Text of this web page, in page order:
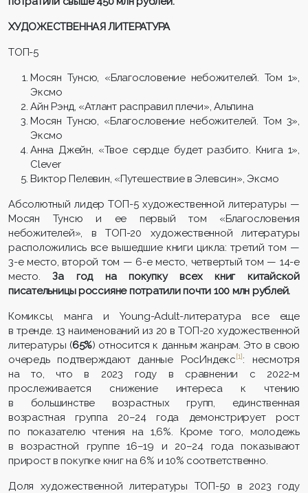
ХУДОЖЕСТВЕННАЯ ЛИТЕРАТУРА
ТОП-5
Мосян Тунсю, «Благословение небожителей. Том 1»,
Эксмо
Айн Рэнд, «Атлант расправил плечи», Альпина
Мосян Тунсю, «Благословение небожителей. Том 3»,
Эксмо
Анна Джейн, «Твое сердце будет разбито. Книга 1»,
Clever
Виктор Пелевин, «Путешествие в Элевсин», Эксмо
Абсолютный лидер ТОП-5 художественной литературы —
Мосян Тунсю и ее первый том «Благословения
небожителей», в ТОП-20 художественной литературы
расположились все вышедшие книги цикла: третий том —
3-е место, второй том — 6-е место, четвертый том — 14-е
место.За год на покупку всех книг китайской
писательницы россияне потратили почти 100 млн рублей.
Комиксы, манга и Young-Adult-литература все еще
в тренде. 13 наименований из 20 в ТОП-20 художественной
литературы (65%) относится к данным жанрам. Это в свою
очередь подтверждают данные РосИндекс[1]: несмотря
на то, что в 2023 году в сравнении с 2022-м
прослеживается снижение интереса к чтению
в большинстве возрастных групп, единственная
возрастная группа 20–24 года демонстрирует рост
по показателю чтения на 1,6%. Кроме того, молодежь
в возрастной группе 16–19 и 20–24 года показывают
прирост в покупке книг на 6% и 10% соответственно.
Доля художественной литературы ТОП-50 в 2023 году